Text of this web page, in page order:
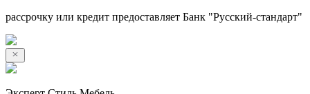
рассрочку или кредит предоставляет Банк "Русский-стандарт"